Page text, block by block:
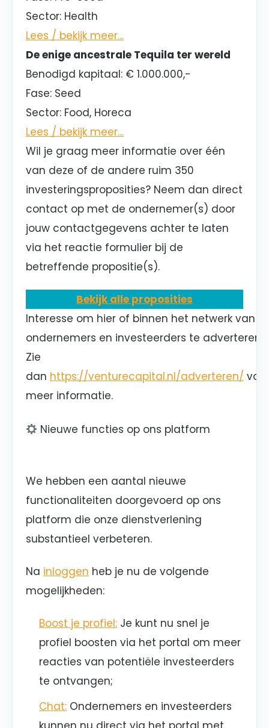
Sector: Health
Lees / bekijk meer…
De enige ancestrale Tequila ter wereld
Benodigd kapitaal: € 1.000.000,-
Fase: Seed
Sector: Food, Horeca
Lees / bekijk meer…
Wil je graag meer informatie over één
van deze of de andere ruim 350
investeringsproposities? Neem dan direct
contact op met de ondernemer(s) door
jouw contactgegevens achter te laten
via het reactie formulier bij de
betreffende propositie(s).
Bekijk alle proposities
Interesse om hier of binnen het netwerk van
ondernemers en investeerders te adverteren?
Zie
dan https://venturecapital.nl/adverteren/ voor
meer informatie.
Nieuwe functies op ons platform
We hebben een aantal nieuwe
functionaliteiten doorgevoerd op ons
platform die onze dienstverlening
substantieel verbeteren.
Na inloggen heb je nu de volgende
mogelijkheden:
Boost je profiel: Je kunt nu snel je
profiel boosten via het portal om meer
reacties van potentiële investeerders
te ontvangen;
Chat: Ondernemers en investeerders